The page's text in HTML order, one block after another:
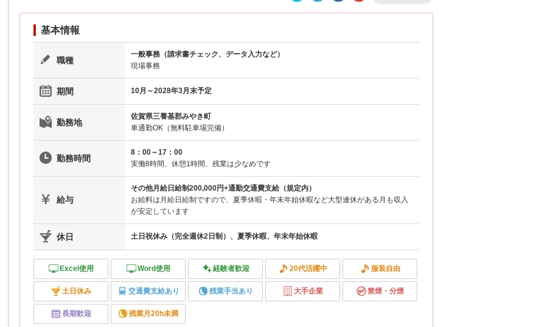
基本情報
職種
一般事務（請求書チェック、データ入力など）
現場事務
期間 10月～2028年3月末予定
勤務地
佐賀県三養基郡みやき町
車通勤OK（無料駐車場完備）
勤務時間
8：00～17：00
実働8時間、休憩1時間、残業は少なめです
給与
その他月給日給制200,000円+通勤交通費支給（規定内）
お給料は月給日給制ですので、夏季休暇・年末年始休暇など大型連休がある月も収入
が安定しています
休日 土日祝休み（完全週休2日制）、夏季休暇、年末年始休暇
Excel使用 Word使用 経験者歓迎 20代活躍中 服装自由
土日休み 交通費支給あり 残業手当あり 大手企業 禁煙・分煙
長期歓迎 残業月20h未満